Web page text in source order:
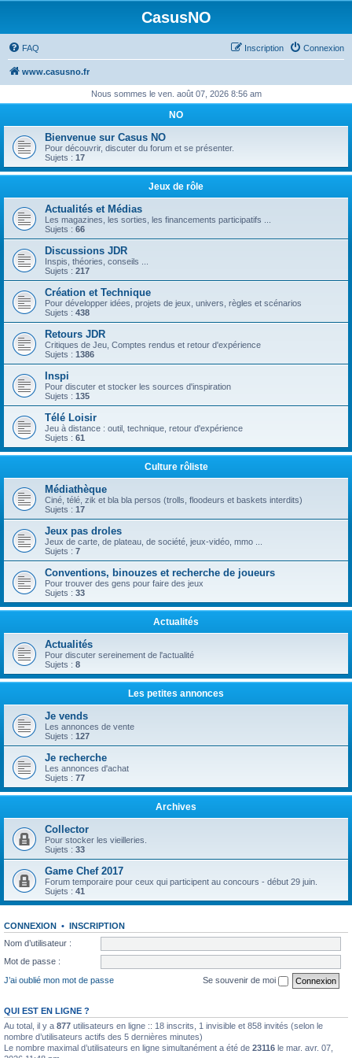
CasusNO
FAQ Connexion
Inscription
www.casusno.fr
Nous sommes le ven. août 07, 2026 8:56 am
NO
Bienvenue sur Casus NO
Pour découvrir, discuter du forum et se présenter.
Sujets : 17
Jeux de rôle
Actualités et Médias
Les magazines, les sorties, les financements participatifs ...
Sujets : 66
Discussions JDR
Inspis, théories, conseils ...
Sujets : 217
Création et Technique
Pour développer idées, projets de jeux, univers, règles et scénarios
Sujets : 438
Retours JDR
Critiques de Jeu, Comptes rendus et retour d'expérience
Sujets : 1386
Inspi
Pour discuter et stocker les sources d'inspiration
Sujets : 135
Télé Loisir
Jeu à distance : outil, technique, retour d'expérience
Sujets : 61
Culture rôliste
Médiathèque
Ciné, télé, zik et bla bla persos (trolls, floodeurs et baskets interdits)
Sujets : 17
Jeux pas droles
Jeux de carte, de plateau, de société, jeux-vidéo, mmo ...
Sujets : 7
Conventions, binouzes et recherche de joueurs
Pour trouver des gens pour faire des jeux
Sujets : 33
Actualités
Actualités
Pour discuter sereinement de l'actualité
Sujets : 8
Les petites annonces
Je vends
Les annonces de vente
Sujets : 127
Je recherche
Les annonces d'achat
Sujets : 77
Archives
Collector
Pour stocker les vieilleries.
Sujets : 33
Game Chef 2017
Forum temporaire pour ceux qui participent au concours - début 29 juin.
Sujets : 41
CONNEXION • INSCRIPTION
Nom d’utilisateur :
Mot de passe :
J’ai oublié mon mot de passe
Se souvenir de moi
QUI EST EN LIGNE ?
Au total, il y a 877 utilisateurs en ligne :: 18 inscrits, 1 invisible et 858 invités (selon le
nombre d’utilisateurs actifs des 5 dernières minutes)
Le nombre maximal d’utilisateurs en ligne simultanément a été de 23116 le mar. avr. 07,